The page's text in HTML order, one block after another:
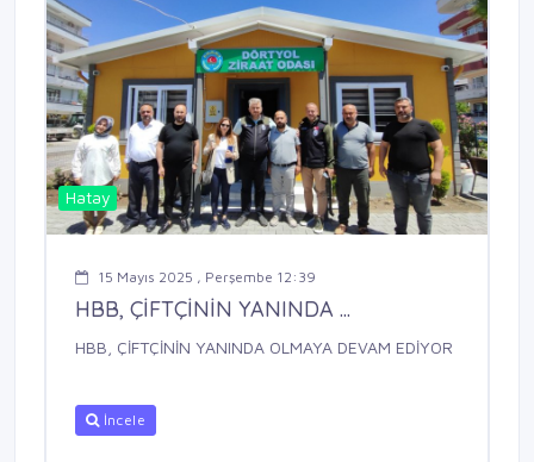
Hatay
15 Mayıs 2025 , Perşembe 12:39
HBB, ÇİFTÇİNİN YANINDA ...
HBB, ÇİFTÇİNİN YANINDA OLMAYA DEVAM EDİYOR
İncele